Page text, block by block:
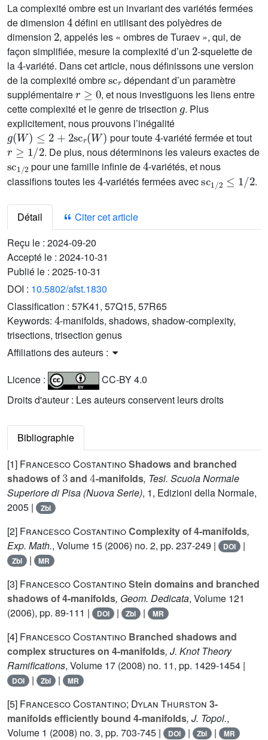
La complexité ombre est un invariant des variétés fermées
de dimension
4
défini en utilisant des polyèdres de
dimension
2
, appelés les « ombres de Turaev », qui, de
façon simplifiée, mesure la complexité d’un
2
-squelette de
la
4
-variété. Dans cet article, nous définissons une version
de la complexité ombre
scr
dépendant d’un paramètre
supplémentaire
r≥0
, et nous investiguons les liens entre
cette complexité et le genre de trisection
g
. Plus
explicitement, nous prouvons l’inégalité
g(W)≤2+2sc r(W)
pour toute
4
-variété fermée et tout
r≥1/2
. De plus, nous déterminons les valeurs exactes de
sc1 2
pour une famille infinie de
4
-variétés, et nous
classifions toutes les
4
-variétés fermées avec
sc1/
.
Détail
Citer cet article
Reçu le : 2024-09-20
Accepté le : 2024-10-31
Publié le : 2025-10-31
DOI : 10.5802/afst.1830
Classification : 57K41, 57Q15, 57R65
Keywords:
4
-manifolds, shadows, shadow-complexity,
trisections, trisection genus
Affiliations des auteurs :
Licence :
CC-BY 4.0
Droits d'auteur : Les auteurs conservent leurs droits
Bibliographie
[1] Francesco CostantinoShadows and branched
shadows of
3
and
4
-manifolds, Tesi. Scuola Normale
Superiore di Pisa (Nuova Serie), 1, Edizioni della Normale,
2005 |
Zbl
[2] Francesco CostantinoComplexity of 4-manifolds,
Exp. Math., Volume 15 (2006) no. 2, pp. 237-249 | DOI |
Zbl | MR
[3] Francesco CostantinoStein domains and branched
shadows of 4-manifolds, Geom. Dedicata, Volume 121
(2006), pp. 89-111 |
DOI | Zbl | MR
[4] Francesco Costantino Branched shadows and
complex structures on 4-manifolds, J. Knot Theory
Ramifications, Volume 17 (2008) no. 11, pp. 1429-1454 |
DOI | Zbl | MR
[5] Francesco Costantino; Dylan Thurston 3-
manifolds efficiently bound 4-manifolds, J. Topol.,
Volume 1 (2008) no. 3, pp. 703-745 | DOI | Zbl | MR